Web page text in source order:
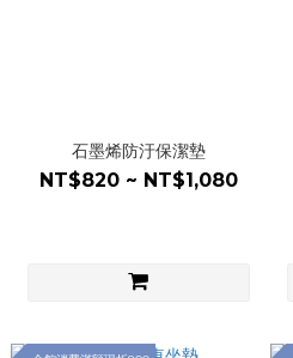
石墨烯防汙保潔墊
NT$820 ~ NT$1,080